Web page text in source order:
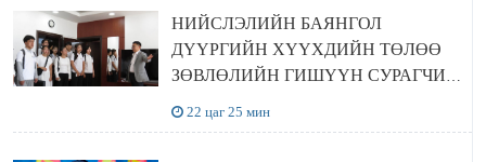
НИЙСЛЭЛИЙН БАЯНГОЛ
ДҮҮРГИЙН ХҮҮХДИЙН ТӨЛӨӨ
ЗӨВЛӨЛИЙН ГИШҮҮН СУРАГЧИД
22 цаг 25 мин